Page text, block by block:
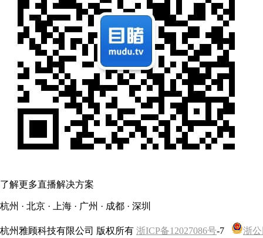
了解更多直播解决方案
杭州 · 北京 · 上海 · 广州 · 成都 · 深圳
杭州雅顾科技有限公司 版权所有 浙ICP备12027086号-7 浙公